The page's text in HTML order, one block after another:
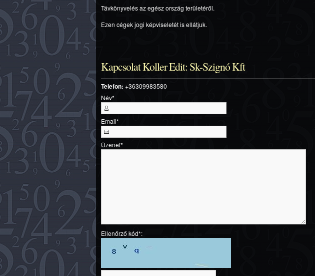
Távkönyvelés az egész ország területéről.
Ezen cégek jogi képviseletét is ellátjuk.
Kapcsolat Koller Edit: Sk-Szignó Kft
Telefon: +36309983580
Név*
Email*
Üzenet*
Ellenőrző kód*: